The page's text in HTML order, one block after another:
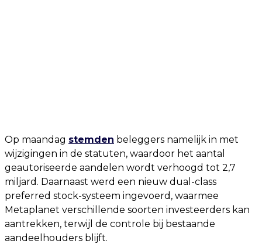
Op maandag stemden beleggers namelijk in met
wijzigingen in de statuten, waardoor het aantal
geautoriseerde aandelen wordt verhoogd tot 2,7
miljard. Daarnaast werd een nieuw dual-class
preferred stock-systeem ingevoerd, waarmee
Metaplanet verschillende soorten investeerders kan
aantrekken, terwijl de controle bij bestaande
aandeelhouders blijft.